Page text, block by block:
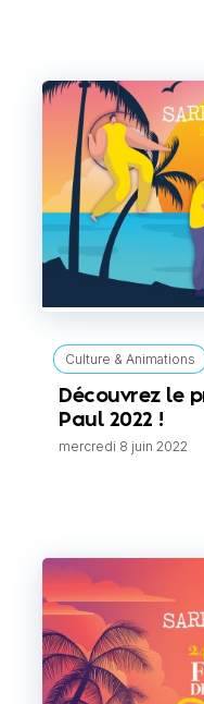
Culture & Animations
Découvrez le
Paul 2022 !
mercredi 8 juin 2022